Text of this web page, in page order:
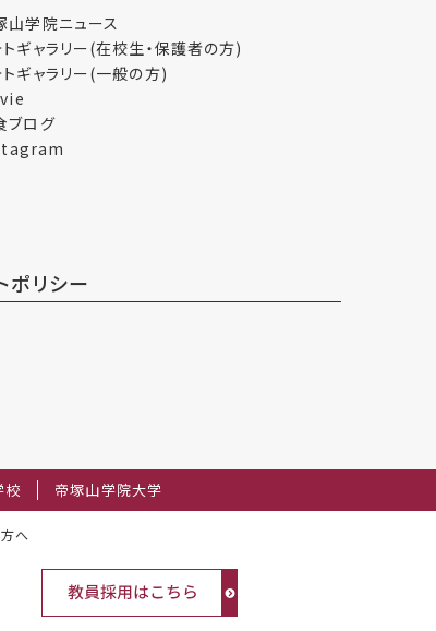
山学院ニュース
トギャラリー(在校生・保護者の方)
トギャラリー(一般の方)
ブログ
ポリシー
校 帝塚山学院大学
へ